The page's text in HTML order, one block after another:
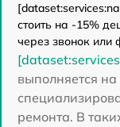
стоить на -15%
через звонок или
выполняется на
ремонта. В